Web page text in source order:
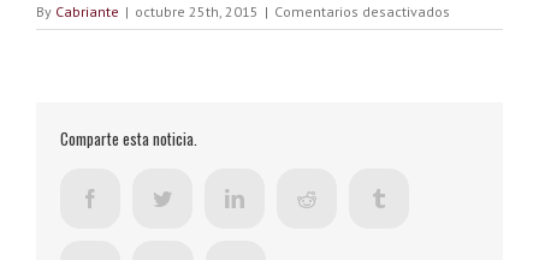
By Cabriante | octubre 25th, 2015 | Comentarios desactivados
Confirmación
Comparte esta noticia.
Facebook LinkedInReddit